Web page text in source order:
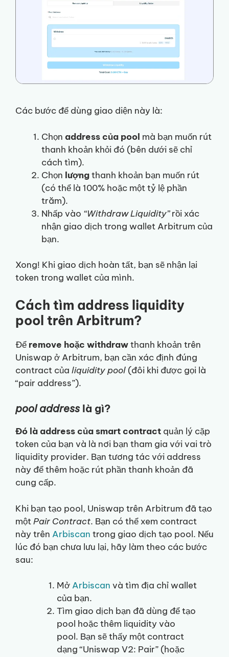
Các bước để dùng giao diện này là:
Chọn address của pool mà bạn muốn rút
thanh khoản khỏi đó (bên dưới sẽ chỉ
cách tìm).
Chọn lượngthanh khoản bạn muốn rút
(có thể là 100% hoặc một tỷ lệ phần
trăm).
Nhấp vào “Withdraw Liquidity”rồi xác
nhận giao dịch trong wallet Arbitrum của
bạn.
Xong! Khi giao dịch hoàn tất, bạn sẽ nhận lại
token trong wallet của mình.
Cách tìm address liquidity
pool trên Arbitrum?
Để remove hoặc withdrawthanh khoản trên
Uniswap ở Arbitrum, bạn cần xác định đúng
contract của liquidity pool (đôi khi được gọi là
“pair address”).
pool addresslà gì?
Đó là address của smart contract quản lý cặp
token của bạn và là nơi bạn tham gia với vai trò
liquidity provider. Bạn tương tác với address
này để thêm hoặc rút phần thanh khoản đã
cung cấp.
Khi bạn tạo pool, Uniswap trên Arbitrum đã tạo
mộtPair Contract. Bạn có thể xem contract
này trên Arbiscan trong giao dịch tạo pool. Nếu
lúc đó bạn chưa lưu lại, hãy làm theo các bước
sau:
Mở Arbiscan và tìm địa chỉ wallet
của bạn.
Tìm giao dịch bạn đã dùng để tạo
pool hoặc thêm liquidity vào
pool. Bạn sẽ thấy một contract
dạng “Uniswap V2: Pair” (hoặc